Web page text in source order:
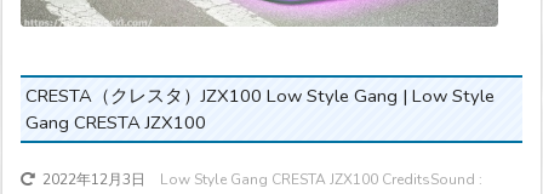
CRESTA（クレスタ）JZX100 Low Style Gang | Low Style
Gang CRESTA JZX100
2022年12月3日
Low Style Gang CRESTA JZX100 CreditsSound :